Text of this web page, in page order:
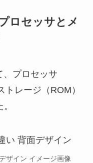
ロセッサとメ
、プロセッサ
トレージ（ROM）
ザイン イメージ画像